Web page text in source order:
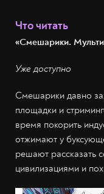
Что читать
«Смешарики.
Уже доступно
Смешарики давно
площадки и
время покорить
отжимают у
решают рассказать
цивилизациями и